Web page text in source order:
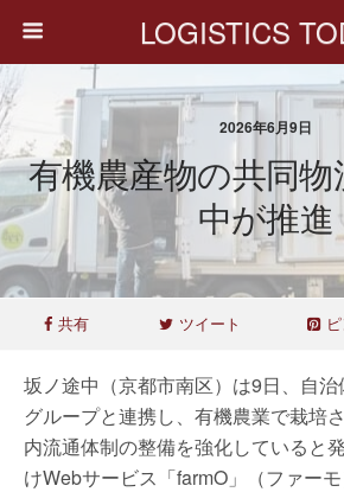
LOGISTICS
2026年6月9日
有機農産物の共同
中が推進
共有 ツイート
坂ノ途中（京都市南区）は9日、自
グループと連携し、有機農業で栽培
内流通体制の整備を強化していると
けWebサービス「farmO」（ファー